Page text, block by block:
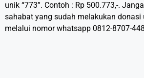
unik “773”. Contoh : Rp 500.773,-.
sahabat yang sudah melakukan
melalui nomor whatsapp 0812-8707-